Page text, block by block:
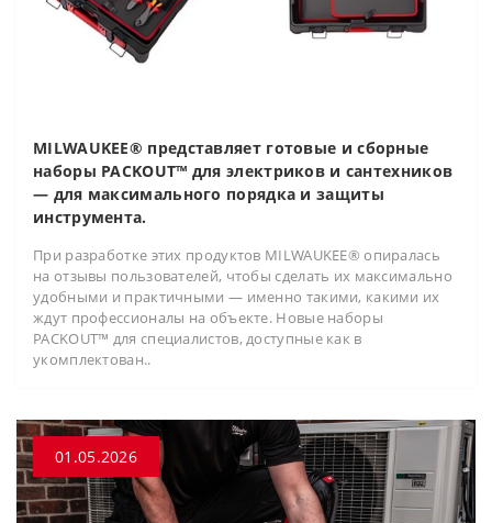
MILWAUKEE® представляет готовые и сборные
наборы PACKOUT™ для электриков и сантехников
— для максимального порядка и защиты
инструмента.
При разработке этих продуктов MILWAUKEE® опиралась
на отзывы пользователей, чтобы сделать их максимально
удобными и практичными — именно такими, какими их
ждут профессионалы на объекте. Новые наборы
PACKOUT™ для специалистов, доступные как в
укомплектован..
01.05.2026